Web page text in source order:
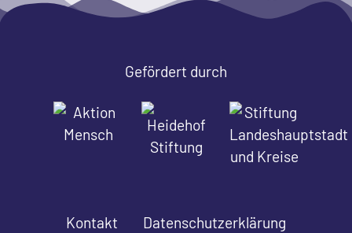
Gefördert durch
Kontakt Datenschutzerklärung